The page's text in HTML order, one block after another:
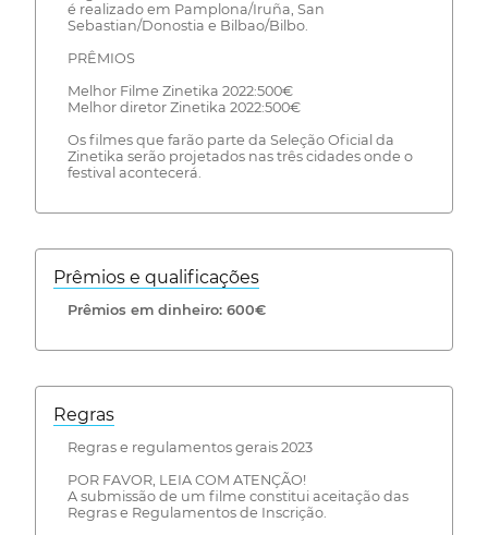
é realizado em Pamplona/Iruña, San
Sebastian/Donostia e Bilbao/Bilbo.
PRÊMIOS
Melhor Filme Zinetika 2022:500€
Melhor diretor Zinetika 2022:500€
Os filmes que farão parte da Seleção Oficial da
Zinetika serão projetados nas três cidades onde o
festival acontecerá.
Prêmios e qualificações
Prêmios em dinheiro: 600€
Regras
Regras e regulamentos gerais 2023
POR FAVOR, LEIA COM ATENÇÃO!
A submissão de um filme constitui aceitação das
Regras e Regulamentos de Inscrição.